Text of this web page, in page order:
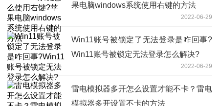
果电脑windows系统使用右键的方法
2022-06-29
Win11账号被锁定了无法登录是咋回事?
Win11账号被锁定无法登录怎么解决?
2022-06-29
雷电模拟器多开怎么设置才能不卡？雷电
模拟器多开设置不卡的方法